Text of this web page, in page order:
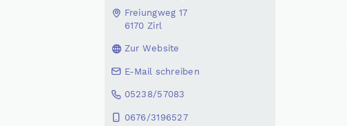
Freiungweg 17
6170 Zirl
Zur Website
E-Mail schreiben
05238/57083
0676/3196527